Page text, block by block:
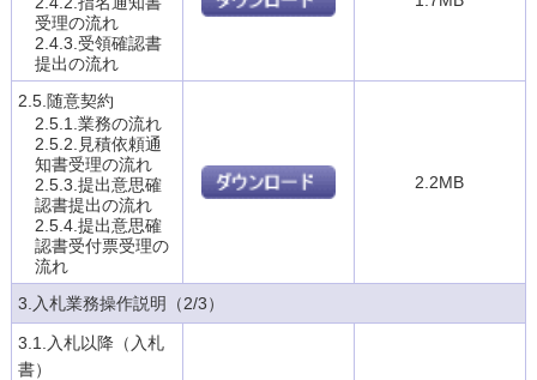
受理の流れ
2.4.3.受領確認書
提出の流れ
2.5.随意契約
2.5.1.業務の流れ
2.5.2.見積依頼通
知書受理の流れ
2.5.3.提出意思確
認書提出の流れ
2.5.4.提出意思確
認書受付票受理の
流れ
2.2MB
3.入札業務操作説明（2/3）
3.1.入札以降（入札
書）